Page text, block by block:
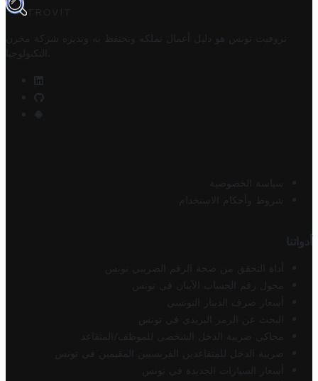
TROVIT
تروفيت تونس هو دليل أعمال تملكه وتحتفظ به وتديره
شركة مخزن
التكنولوجيا
سياسة الخصوصية
شروط وأحكام الاستخدام
أدواتنا
أداة التحقق من صحة الرقم الضريبي تونس
محول رقم الحساب الآيبان في تونس
أسعار صرف الدينار التونسي
البحث عن الرمز البريدي في تونس
محاكي ضريبة الدخل الشخصي للموظف/المتقاعد
ضريبة الدخل للمتقاعدين الفرنسيين المقيمين في تونس
أسعار السيارات الجديدة في تونس